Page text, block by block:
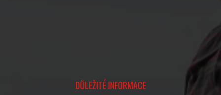
DŮLEŽITÉ INFORMACE